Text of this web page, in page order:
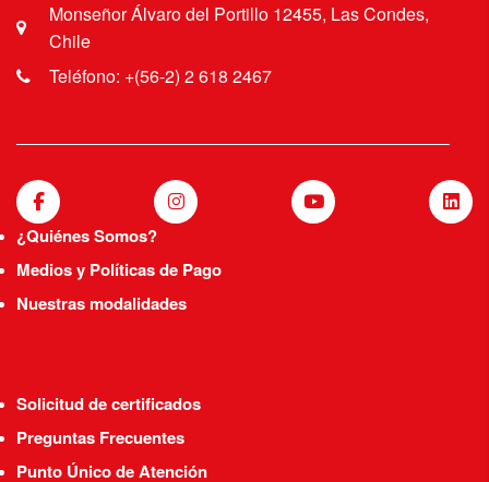
Monseñor Álvaro del Portillo 12455, Las Condes,
Chile
Teléfono: +(56-2) 2 618 2467
¿Quiénes Somos?
Medios y Políticas de Pago
Nuestras modalidades
Solicitud de certificados
Preguntas Frecuentes
Punto Único de Atención